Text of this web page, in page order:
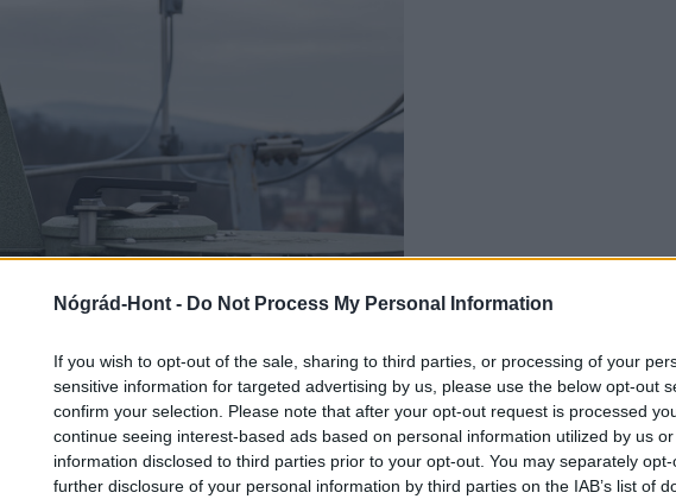
Nógrád-Hont - Do Not Process My Personal Information
If you wish to opt-out of the sale, sharing to third parties, or processing of your
sensitive information for targeted advertising by us, please use the below opt-out
confirm your selection. Please note that after your opt-out request is processed
continue seeing interest-based ads based on personal information utilized by us
information disclosed to third parties prior to your opt-out. You may separately
further disclosure of your personal information by third parties on the IAB’s list of
pollenszezon Tombol a parlagfűszezon
2018.09.15